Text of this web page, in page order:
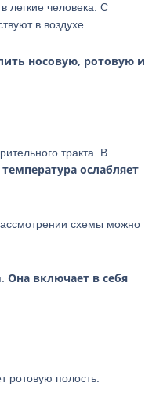
легкие человека. С
в воздухе.
носовую, ротовую и
тракта. В
ослабляет
схемы можно
Она включает в себя
ротовую полость.